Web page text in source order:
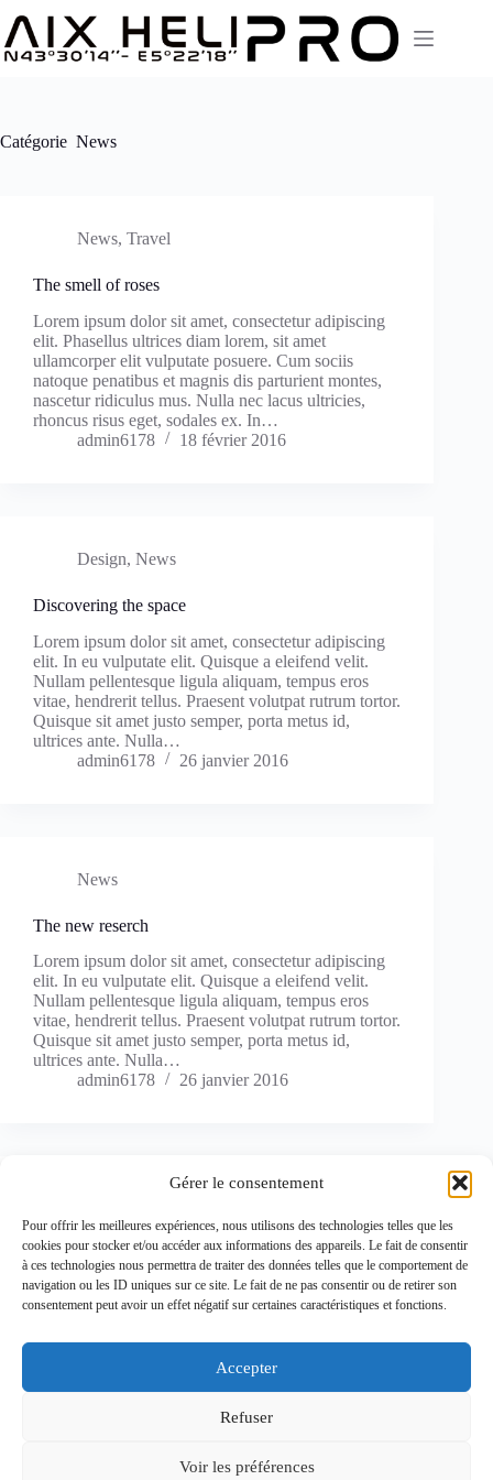
Gérer le consentement
Pour offrir les meilleures expériences, nous utilisons des technologies telles que les
cookies pour stocker et/ou accéder aux informations des appareils. Le fait de consentir
à ces technologies nous permettra de traiter des données telles que le comportement de
navigation ou les ID uniques sur ce site. Le fait de ne pas consentir ou de retirer son
consentement peut avoir un effet négatif sur certaines caractéristiques et fonctions.
Accepter
Refuser
Voir les préférences
au
contenu
Catégorie News
News, Travel
The smell of roses
Lorem ipsum dolor sit amet, consectetur adipiscing
elit. Phasellus ultrices diam lorem, sit amet
ullamcorper elit vulputate posuere. Cum sociis
natoque penatibus et magnis dis parturient montes,
nascetur ridiculus mus. Nulla nec lacus ultricies,
rhoncus risus eget, sodales ex. In…
admin6178
18 février 2016
Design, News
Discovering the space
Lorem ipsum dolor sit amet, consectetur adipiscing
elit. In eu vulputate elit. Quisque a eleifend velit.
Nullam pellentesque ligula aliquam, tempus eros
vitae, hendrerit tellus. Praesent volutpat rutrum tortor.
Quisque sit amet justo semper, porta metus id,
ultrices ante. Nulla…
admin6178
26 janvier 2016
News
The new reserch
Lorem ipsum dolor sit amet, consectetur adipiscing
elit. In eu vulputate elit. Quisque a eleifend velit.
Nullam pellentesque ligula aliquam, tempus eros
vitae, hendrerit tellus. Praesent volutpat rutrum tortor.
Quisque sit amet justo semper, porta metus id,
ultrices ante. Nulla…
admin6178
26 janvier 2016
New delivery system
Lorem ipsum dolor sit amet, consectetur adipiscing
elit. In eu vulputate elit. Quisque a eleifend velit.
vitae, hendrerit tellus. Praesent volutpat rutrum tortor.
Quisque sit amet justo semper, porta metus id,